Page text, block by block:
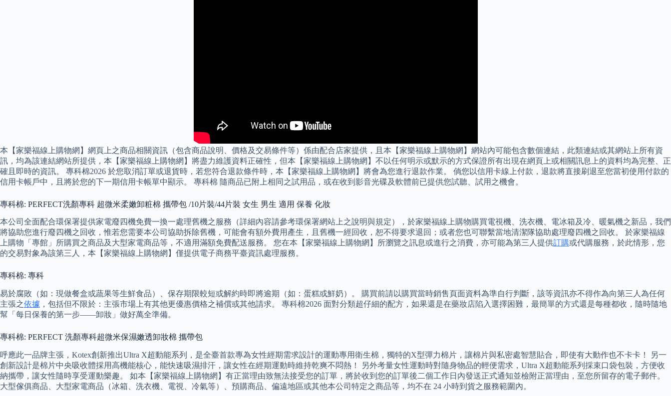
本【家樂福線上購物網】網頁上之商品相關資訊（包含商品說明、價格及交易條件等）係由配合店家提供，且本【家樂福線上購物網】網站內可能包含數個連結，此類連結或其網站上所有資
訊，均為該連結網站所提供，本【家樂福線上購物網】將盡力維護資料正確性，但本【家樂福線上購物網】不以任何明示或默示的方式保證所有出現在網頁上或相關訊息上的資料均為完整、正
確且即時的資訊。 專科棉2026 於您取消訂單或退貨時，若您符合退款條件時，本【家樂福線上購物網】將會為您進行退款作業。 倘您以信用卡線上付款，退款將直接刷退至您當初使用付款的
信用卡帳戶中，且將於您的下一期信用卡帳單中顯示。 專科棉 隨商品已附上相同之試用品，或在收到影音光碟及軟體前已提供您試聽、試用之機會。
專科棉: PERFECT洗顏專科 超微米柔嫩卸粧棉 攜帶包 /10片裝/44片裝 女生 男生 適用 保養 化妝
本公司全面配合環保署提供家電廢四機免費一換一處理舊機之服務（詳細內容請參考環保署網站上之說明與規定），於家樂福線上購物購買電視機、洗衣機、電冰箱及冷、暖氣機之新品，我們
將協助您進行廢四機之回收，惟若您需要本公司協助拆除舊機，可能會有額外費用產生，且舊機一經回收，恕不得要求退回；或者您也可聯繫當地清潔隊協助處理廢四機之回收。 於家樂福線
上購物「專館」所購買之商品及大型家電商品等，不適用滿額免費配送服務。 您在本【家樂福線上購物網】所瀏覽之訊息或進行之消費，亦可能為第三人提供訂購或代購服務，於此情形，您
的交易對象為該第三人，本【家樂福線上購物網】僅提供電子商務平臺資訊處理服務。
專科棉: 專科
易於腐敗（如：現做餐盒或蔬果等生鮮食品）、保存期限較短或解約時即將逾期（如：蛋糕或鮮奶）。 購買前請以購買當時銷售頁面資料為準自行判斷，該等資訊亦不得作為向第三人為任何
主張之依據 ，包括但不限於：主張市場上有其他更優惠價格之補償或其他請求。 專科棉2026 面對分類超仔細的配方，如果還是在藥妝店陷入選擇困難，最簡單的方式還是每種都收，隨時隨地
幫「每日保養的第一步——卸妝」做好萬全準備。
專科棉: PERFECT 洗顏專科超微米保濕嫩透卸妝棉 攜帶包
呼應此一品牌主張，Kotex創新推出Ultra X超動能系列，是全臺首款專為女性經期需求設計的運動專用衛生棉，獨特的X型彈力棉片，讓棉片與私密處智慧貼合，即使有大動作也不卡卡！ 另一
創新設計是棉片中央吸收體採用高機能核心，能快速吸濕排汗，讓女性在經期運動時維持乾爽不悶熱！ 另外考量女性運動時對隨身物品的輕便需求，Ultra X超動能系列採束口袋包裝，方便收
納攜帶，讓女性隨時享受運動樂趣。 如本【家樂福線上購物網】有正當理由致無法接受您的訂單，將於收到您的訂單後二個工作日內發送正式通知並檢附正當理由，至您所留存的電子郵件。
大型傢俱商品、大型家電商品（冰箱、洗衣機、電視、冷氣等）、預購商品、偏遠地區或其他本公司特定之商品等，均不在 24 小時到貨之服務範圍內。